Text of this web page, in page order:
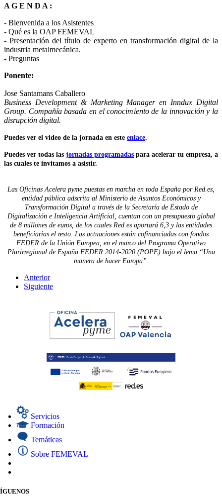
A G E N D A :
- Bienvenida a los Asistentes
- Qué es la OAP FEMEVAL
- Presentación del título de experto en transformación digital de la
industria metalmecánica.
- Preguntas
Ponente:
Jose Santamans Caballero
Business Development & Marketing Manager en Inndux Digital
Group. Compañía basada en el conocimiento de la innovación y la
disrupción digital.
Puedes ver el video de la jornada en este enlace.
Puedes ver todas las jornadas programadas para acelerar tu empresa, a
las cuales te invitamos a asistir.
Las Oficinas Acelera pyme puestas en marcha en toda España por Red.es,
entidad pública adscrita al Ministerio de Asuntos Económicos y
Transformación Digital a través de la Secretaría de Estado de
Digitalización e Inteligencia Artificial, cuentan con un presupuesto global
de 8 millones de euros, de los cuales Red.es aportará 6,3 y las entidades
beneficiarias el resto. Las actuaciones están cofinanciadas con fondos
FEDER de la Unión Europea, en el marco del Programa Operativo
Plurirregional de España FEDER 2014-2020 (POPE) bajo el lema “Una
manera de hacer Europa”.
Anterior
Siguiente
Servicios
Formación
Temáticas
Sobre FEMEVAL